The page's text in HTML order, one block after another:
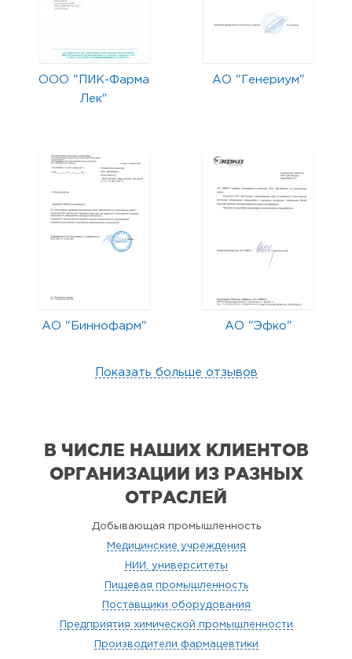
ООО "ПИК-Фарма
Лек"
АО "Генериум"
АО "Биннофарм" АО "Эфко"
Показать больше отзывов
В ЧИСЛЕ НАШИХ КЛИЕНТОВ
ОРГАНИЗАЦИИ ИЗ РАЗНЫХ
ОТРАСЛЕЙ
Добывающая промышленность
Медицинские учреждения
НИИ, университеты
Пищевая промышленность
Поставщики оборудования
Предприятия химической промышленности
Производители фармацевтики